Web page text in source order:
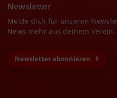
Newsletter
Melde dich für unseren
News mehr aus deinem Verein.
Newsletter abonnieren